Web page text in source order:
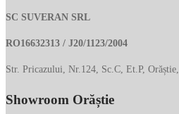
SC SUVERAN SRL
RO16632313 / J20/1123/2004
Str. Pricazului, Nr.124, Sc.C, Et.P,
Showroom Orăștie